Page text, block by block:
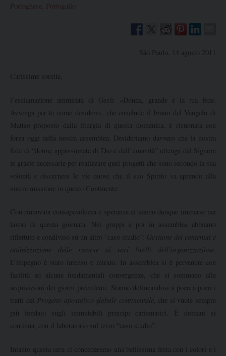
Portoghese, Portogallo
São Paulo, 14 agosto 2011
Carissime sorelle,
l’esclamazione ammirata di Gesù: «Donna, grande è la tua fede.
Avvenga per te come desideri», che conclude il brano del Vangelo di
Matteo proposto dalla liturgia di questa domenica, è risuonata con
forza oggi nella nostra assemblea. Desideriamo davvero che la nostra
fede di “donne appassionate di Dio e dell’umanità” ottenga dal Signore
le grazie necessarie per realizzare quei progetti che sono secondo la sua
volontà e discernere le vie nuove che il suo Spirito va aprendo alla
nostra missione in questo Continente.
Con rinnovata consapevolezza e speranza ci siamo dunque immerse nei
lavori di questa giornata. Nei gruppi e poi in assemblea abbiamo
riflettuto e condiviso su un altro “caso studio”: Gestione dei contenuti e
ottimizzazione delle risorse ai vari livelli dell’organizzazione
L’impegno è stato intenso e mirato. In assemblea si è pervenute con
facilità ad alcune fondamentali convergenze, che si sommano alle
acquisizioni dei giorni precedenti. Stanno delineandosi a poco a poco i
tratti del Progetto apostolico globale continentale , che si vuole sempre
più fondato sugli immutabili principi carismatici. E domani si
continua, con il laboratorio sul terzo “caso studio”.
Intanto questa sera ci concederemo una bellissima festa con i colori e i